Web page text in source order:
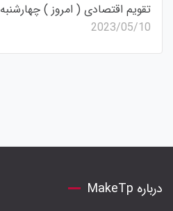
تقویم اقتصادی ( امروز ) چهارشنبه۱۰ می ۲۰۲۳
2023/05/10
درباره MakeTp